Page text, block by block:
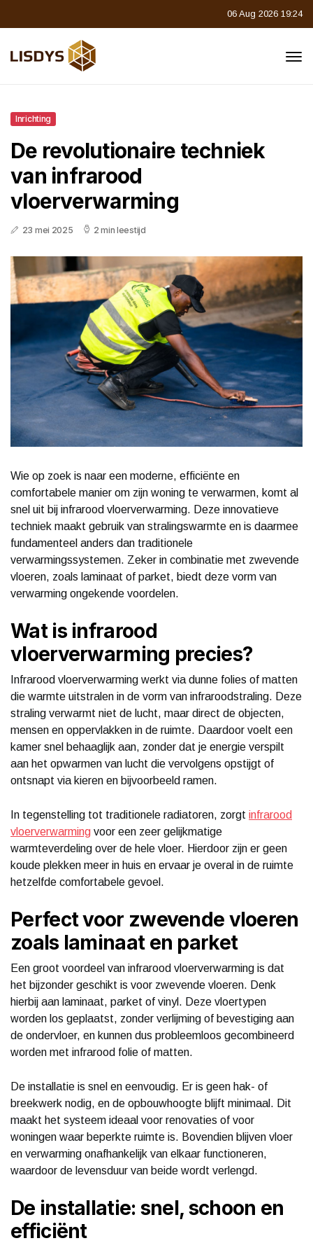
06 Aug 2026 19:24
Inrichting
De revolutionaire techniek
van infrarood
vloerverwarming
23 mei 2025 2 min leestijd
Wie op zoek is naar een moderne, efficiënte en
comfortabele manier om zijn woning te verwarmen, komt al
snel uit bij infrarood vloerverwarming. Deze innovatieve
techniek maakt gebruik van stralingswarmte en is daarmee
fundamenteel anders dan traditionele
verwarmingssystemen. Zeker in combinatie met zwevende
vloeren, zoals laminaat of parket, biedt deze vorm van
verwarming ongekende voordelen.
Wat is infrarood
vloerverwarming precies?
Infrarood vloerverwarming werkt via dunne folies of matten
die warmte uitstralen in de vorm van infraroodstraling. Deze
straling verwarmt niet de lucht, maar direct de objecten,
mensen en oppervlakken in de ruimte. Daardoor voelt een
kamer snel behaaglijk aan, zonder dat je energie verspilt
aan het opwarmen van lucht die vervolgens opstijgt of
ontsnapt via kieren en bijvoorbeeld ramen.
In tegenstelling tot traditionele radiatoren, zorgt infrarood
vloerverwarming voor een zeer gelijkmatige
warmteverdeling over de hele vloer. Hierdoor zijn er geen
koude plekken meer in huis en ervaar je overal in de ruimte
hetzelfde comfortabele gevoel.
Perfect voor zwevende vloeren
zoals laminaat en parket
Een groot voordeel van infrarood vloerverwarming is dat
het bijzonder geschikt is voor zwevende vloeren. Denk
hierbij aan laminaat, parket of vinyl. Deze vloertypen
worden los geplaatst, zonder verlijming of bevestiging aan
de ondervloer, en kunnen dus probleemloos gecombineerd
worden met infrarood folie of matten.
De installatie is snel en eenvoudig. Er is geen hak- of
breekwerk nodig, en de opbouwhoogte blijft minimaal. Dit
maakt het systeem ideaal voor renovaties of voor
woningen waar beperkte ruimte is. Bovendien blijven vloer
en verwarming onafhankelijk van elkaar functioneren,
waardoor de levensduur van beide wordt verlengd.
De installatie: snel, schoon en
efficiënt